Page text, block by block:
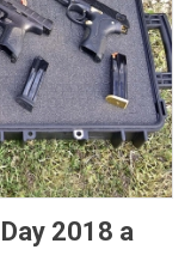
2018 a